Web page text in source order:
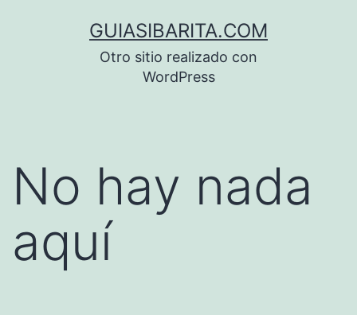
GUIASIBARITA.COM
Otro sitio realizado con
WordPress
No hay nada
aquí